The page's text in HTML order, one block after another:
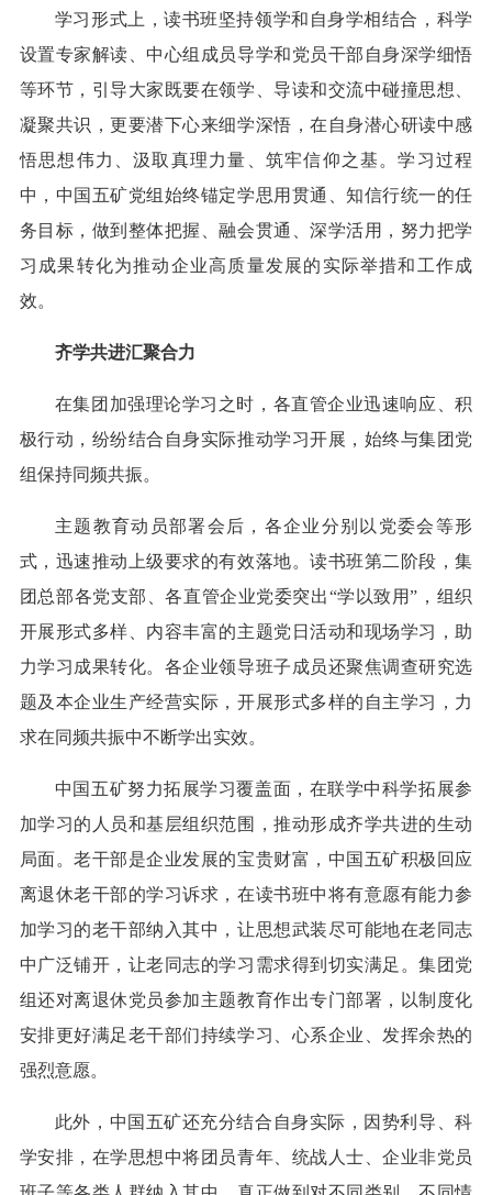
学习形式上，读书班坚持领学和自身学相结合，科学
设置专家解读、中心组成员导学和党员干部自身深学细悟
等环节，引导大家既要在领学、导读和交流中碰撞思想、
凝聚共识，更要潜下心来细学深悟，在自身潜心研读中感
悟思想伟力、汲取真理力量、筑牢信仰之基。学习过程
中，中国五矿党组始终锚定学思用贯通、知信行统一的任
务目标，做到整体把握、融会贯通、深学活用，努力把学
习成果转化为推动企业高质量发展的实际举措和工作成
效。
齐学共进汇聚合力
在集团加强理论学习之时，各直管企业迅速响应、积
极行动，纷纷结合自身实际推动学习开展，始终与集团党
组保持同频共振。
主题教育动员部署会后，各企业分别以党委会等形
式，迅速推动上级要求的有效落地。读书班第二阶段，集
团总部各党支部、各直管企业党委突出“学以致用”，组织
开展形式多样、内容丰富的主题党日活动和现场学习，助
力学习成果转化。各企业领导班子成员还聚焦调查研究选
题及本企业生产经营实际，开展形式多样的自主学习，力
求在同频共振中不断学出实效。
中国五矿努力拓展学习覆盖面，在联学中科学拓展参
加学习的人员和基层组织范围，推动形成齐学共进的生动
局面。老干部是企业发展的宝贵财富，中国五矿积极回应
离退休老干部的学习诉求，在读书班中将有意愿有能力参
加学习的老干部纳入其中，让思想武装尽可能地在老同志
中广泛铺开，让老同志的学习需求得到切实满足。集团党
组还对离退休党员参加主题教育作出专门部署，以制度化
安排更好满足老干部们持续学习、心系企业、发挥余热的
强烈意愿。
此外，中国五矿还充分结合自身实际，因势利导、科
学安排，在学思想中将团员青年、统战人士、企业非党员